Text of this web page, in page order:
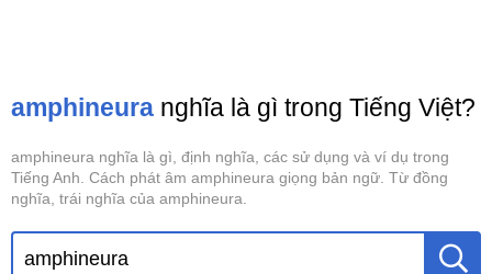
amphineura nghĩa là gì trong Tiếng Việt?
amphineura nghĩa là gì, định nghĩa, các sử dụng và ví dụ trong
Tiếng Anh. Cách phát âm amphineura giọng bản ngữ. Từ đồng
nghĩa, trái nghĩa của amphineura.